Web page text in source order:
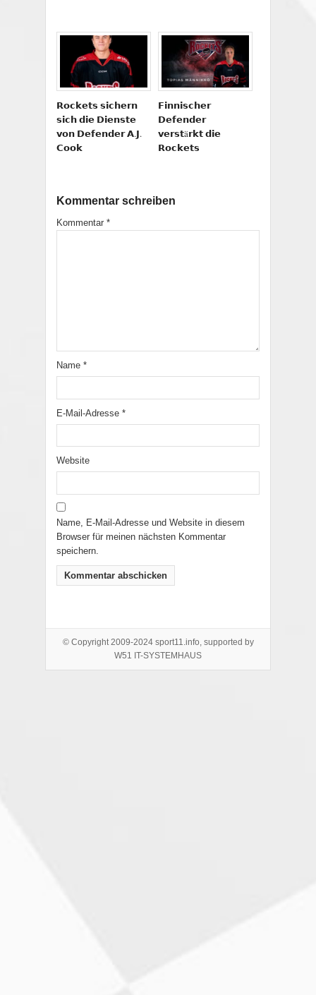
𝗥𝗼𝗰𝗸𝗲𝘁𝘀 𝘀𝗶𝗰𝗵𝗲𝗿𝗻
𝘀𝗶𝗰𝗵 𝗱𝗶𝗲 𝗗𝗶𝗲𝗻𝘀𝘁𝗲
𝘃𝗼𝗻 𝗗𝗲𝗳𝗲𝗻𝗱𝗲𝗿 𝗔.𝗝.
𝗖𝗼𝗼𝗸
𝗙𝗶𝗻𝗻𝗶𝘀𝗰𝗵𝗲𝗿
𝗗𝗲𝗳𝗲𝗻𝗱𝗲𝗿
𝘃𝗲𝗿𝘀𝘁ä𝗿𝗸𝘁 𝗱𝗶𝗲
𝗥𝗼𝗰𝗸𝗲𝘁𝘀
Kommentar schreiben
Kommentar *
Name *
E-Mail-Adresse *
Website
Name, E-Mail-Adresse und Website in diesem
Browser für meinen nächsten Kommentar
speichern.
© Copyright 2009-2024 sport11.info, supported by
W51 IT-SYSTEMHAUS